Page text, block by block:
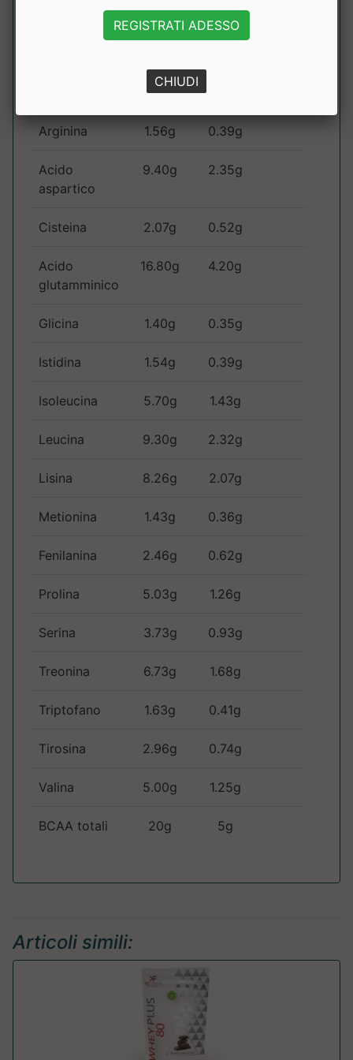
4.50g
Arginina 1.56g 0.39g
Acido
aspartico
9.40g 2.35g
Cisteina 2.07g 0.52g
Acido
glutamminico
16.80g 4.20g
Glicina 1.40g 0.35g
Istidina 1.54g 0.39g
Isoleucina 5.70g 1.43g
Leucina 9.30g 2.32g
Lisina 8.26g 2.07g
Metionina 1.43g 0.36g
Fenilanina 2.46g 0.62g
Prolina 5.03g 1.26g
Serina 3.73g 0.93g
Treonina 6.73g 1.68g
Triptofano 1.63g 0.41g
Tirosina 2.96g 0.74g
Valina 5.00g 1.25g
BCAA totali 20g 5g
Articoli simili:
REGISTRATI ADESSO
CHIUDI